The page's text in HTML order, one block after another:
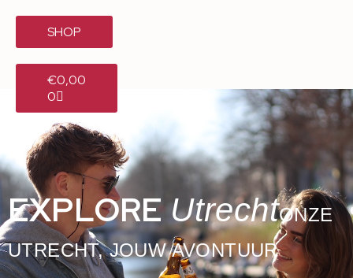
SHOP
€0,00
0
EXPLOREUtrechtONZE
UTRECHT, JOUW AVONTUUR